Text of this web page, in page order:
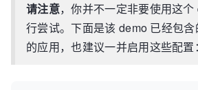
请注意，你并不一定非要使用这
行尝试。下面是该 demo 已经包
的应用，也建议一并启用这些配置：